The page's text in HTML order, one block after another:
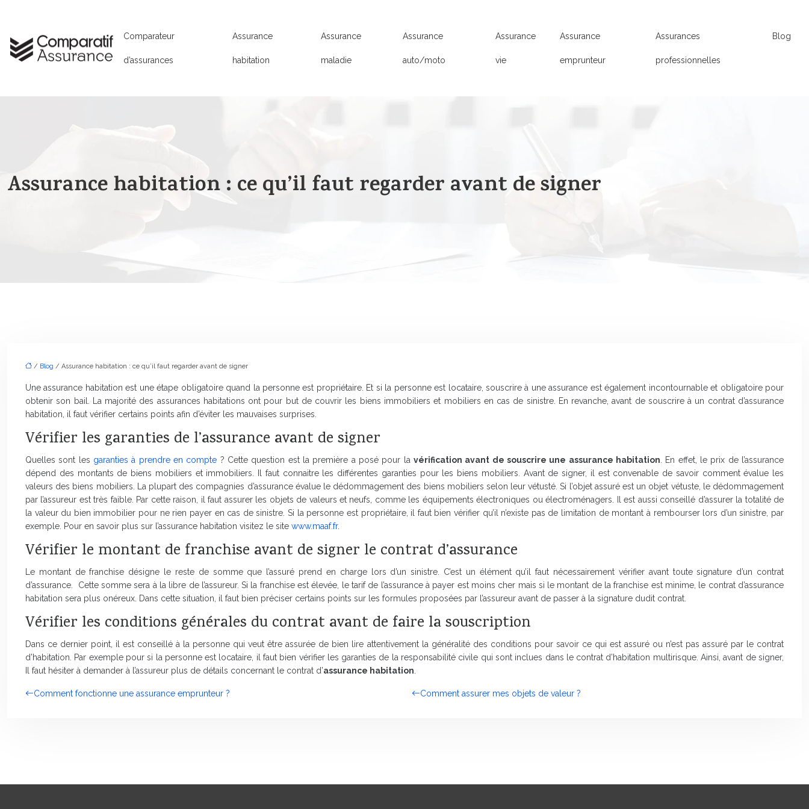
Comparateur
d’assurances
Assurance
habitation
Assurance
maladie
Assurance
auto/moto
Assurance
vie
Assurance
emprunteur
Assurances
professionnelles
Blog
Assurance habitation : ce qu’il faut regarder avant de signer
/ Blog / Assurance habitation : ce qu’il faut regarder avant de signer
Une assurance habitation est une étape obligatoire quand la personne est propriétaire. Et si la personne est locataire, souscrire à une assurance est également incontournable et obligatoire pour
obtenir son bail. La majorité des assurances habitations ont pour but de couvrir les biens immobiliers et mobiliers en cas de sinistre. En revanche, avant de souscrire à un contrat d’assurance
habitation, il faut vérifier certains points afin d’éviter les mauvaises surprises.
Vérifier les garanties de l’assurance avant de signer
Quelles sont les garanties à prendre en compte ? Cette question est la première a posé pour lavérification avant de souscrire une assurance habitation . En effet, le prix de l’assurance
dépend des montants de biens mobiliers et immobiliers. Il faut connaitre les différentes garanties pour les biens mobiliers. Avant de signer, il est convenable de savoir comment évalue les
valeurs des biens mobiliers. La plupart des compagnies d’assurance évalue le dédommagement des biens mobiliers selon leur vétusté. Si l’objet assuré est un objet vétuste, le dédommagement
par l’assureur est très faible. Par cette raison, il faut assurer les objets de valeurs et neufs, comme les équipements électroniques ou électroménagers. Il est aussi conseillé d’assurer la totalité de
la valeur du bien immobilier pour ne rien payer en cas de sinistre. Si la personne est propriétaire, il faut bien vérifier qu’il n’existe pas de limitation de montant à rembourser lors d’un sinistre, par
exemple. Pour en savoir plus sur l’assurance habitation visitez le site www.maaf.fr.
Vérifier le montant de franchise avant de signer le contrat d’assurance
Le montant de franchise désigne le reste de somme que l’assuré prend en charge lors d’un sinistre. C’est un élément qu’il faut nécessairement vérifier avant toute signature d’un contrat
d’assurance. Cette somme sera à la libre de l’assureur. Si la franchise est élevée, le tarif de l’assurance à payer est moins cher mais si le montant de la franchise est minime, le contrat d’assurance
habitation sera plus onéreux. Dans cette situation, il faut bien préciser certains points sur les formules proposées par l’assureur avant de passer à la signature dudit contrat.
Vérifier les conditions générales du contrat avant de faire la souscription
Dans ce dernier point, il est conseillé à la personne qui veut être assurée de bien lire attentivement la généralité des conditions pour savoir ce qui est assuré ou n’est pas assuré par le contrat
d’habitation. Par exemple pour si la personne est locataire, il faut bien vérifier les garanties de la responsabilité civile qui sont inclues dans le contrat d’habitation multirisque. Ainsi, avant de signer,
Il faut hésiter à demander à l’assureur plus de détails concernant le contrat d’assurance habitation
Comment fonctionne une assurance emprunteur ? Comment assurer mes objets de valeur ?